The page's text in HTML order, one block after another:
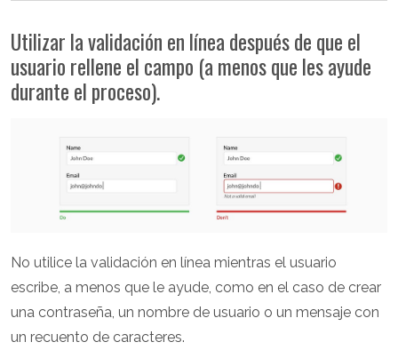
Utilizar la validación en línea después de que el
usuario rellene el campo (a menos que les ayude
durante el proceso).
No utilice la validación en línea mientras el usuario
escribe, a menos que le ayude, como en el caso de crear
una contraseña, un nombre de usuario o un mensaje con
un recuento de caracteres.